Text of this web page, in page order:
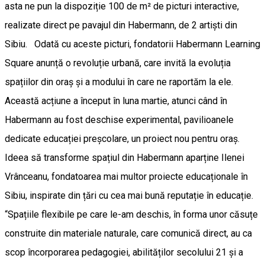
asta ne pun la dispoziție 100 de m² de picturi interactive,
realizate direct pe pavajul din Habermann, de 2 artiști din
Sibiu. Odată cu aceste picturi, fondatorii Habermann Learning
Square anunță o revoluție urbană, care invită la evoluția
spațiilor din oraș și a modului în care ne raportăm la ele.
Această acțiune a început în luna martie, atunci când în
Habermann au fost deschise experimental, pavilioanele
dedicate educației preșcolare, un proiect nou pentru oraș.
Ideea să transforme spațiul din Habermann aparține Ilenei
Vrânceanu, fondatoarea mai multor proiecte educaționale în
Sibiu, inspirate din țări cu cea mai bună reputație în educație.
“Spațiile flexibile pe care le-am deschis, în forma unor căsuțe
construite din materiale naturale, care comunică direct, au ca
scop încorporarea pedagogiei, abilităților secolului 21 și a